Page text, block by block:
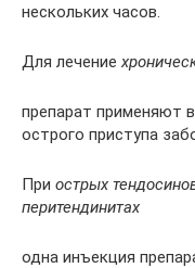
нескольких часов.
Для лечение
препарат применяют
острого приступа
При острых
перитендинитах
одна инъекция